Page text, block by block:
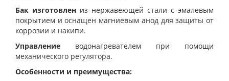
Бак изготовлен из нержавеющей стали с эмалевым
покрытием и оснащен магниевым анод для защиты от
коррозии и накипи.
Управление водонагревателем при помощи
механического регулятора.
Особенности и преимущества: